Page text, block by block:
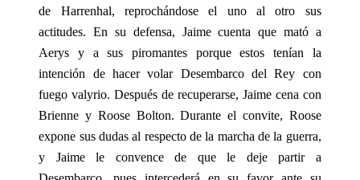
de Harrenhal, reprochándose el uno al otro sus
actitudes. En su defensa, Jaime cuenta que mató a
Aerys y a sus piromantes porque estos tenían la
intención de hacer volar Desembarco del Rey con
fuego valyrio. Después de recuperarse, Jaime cena con
Brienne y Roose Bolton. Durante el convite, Roose
expone sus dudas al respecto de la marcha de la guerra,
y Jaime le convence de que le deje partir a